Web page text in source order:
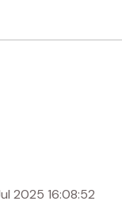
2025 16:08:52